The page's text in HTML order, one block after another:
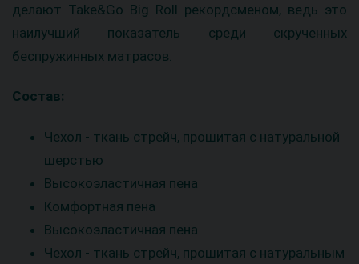
делают Take&Go Big Roll рекордсменом, ведь это
наилучший показатель среди скрученных
беспружинных матрасов.
Состав:
Чехол - ткань стрейч, прошитая с натуральной
шерстью
Высокоэластичная пена
Комфортная пена
Высокоэластичная пена
Чехол - ткань стрейч, прошитая с натуральным